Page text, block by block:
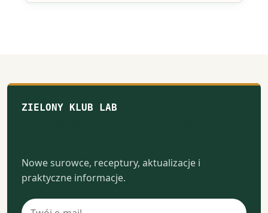
ZIELONY KLUB LAB
Nowe surowce, receptury, aktualizacje i
praktyczne informacje.
Adres